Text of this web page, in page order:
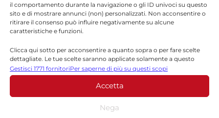
il comportamento durante la navigazione o gli ID univoci su questo
sito e di mostrare annunci (non) personalizzati. Non acconsentire o
ritirare il consenso può influire negativamente su alcune
caratteristiche e funzioni.
Clicca qui sotto per acconsentire a quanto sopra o per fare scelte
dettagliate. Le tue scelte saranno applicate solamente a questo
sito. È possibile modificare le impostazioni in qualsiasi momento,
compreso il ritiro del consenso, utilizzando i pulsanti della Cookie
Policy o cliccando sul pulsante di gestione del consenso nella parte
inferiore dello schermo.
Gestisci 1771 fornitoriPer saperne di più su questi scopi
Accetta
Nega
Nome